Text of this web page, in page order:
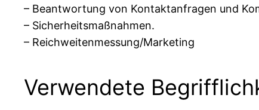
– Beantwortung von Kontaktanfragen und
– Sicherheitsmaßnahmen.
– Reichweitenmessung/Marketing
Verwendete